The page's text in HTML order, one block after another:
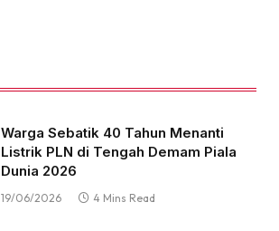
Warga Sebatik 40 Tahun Menanti
Listrik PLN di Tengah Demam Piala
Dunia 2026
19/06/2026 4 Mins Read